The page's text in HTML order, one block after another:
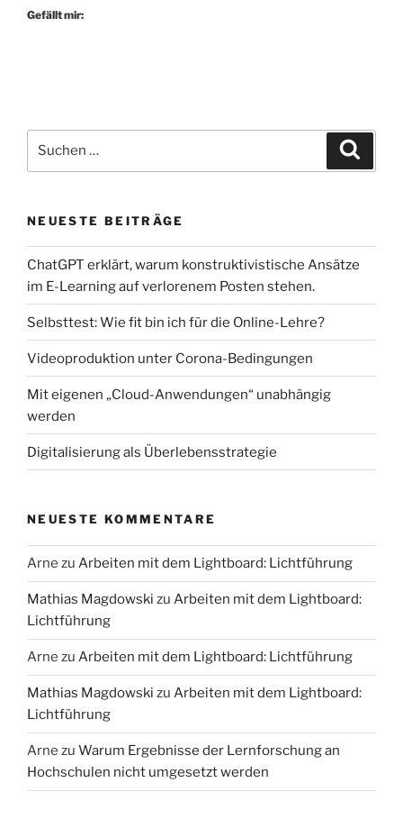
Gefällt mir:
nach:
NEUESTE BEITRÄGE
ChatGPT erklärt, warum konstruktivistische Ansätze
im E-Learning auf verlorenem Posten stehen.
Selbsttest: Wie fit bin ich für die Online-Lehre?
Videoproduktion unter Corona-Bedingungen
Mit eigenen „Cloud-Anwendungen“ unabhängig
werden
Digitalisierung als Überlebensstrategie
NEUESTE KOMMENTARE
Arne zu Arbeiten mit dem Lightboard: Lichtführung
Mathias Magdowski zu Arbeiten mit dem Lightboard:
Lichtführung
Arne zu Arbeiten mit dem Lightboard: Lichtführung
Mathias Magdowski zu Arbeiten mit dem Lightboard:
Lichtführung
Arne zu Warum Ergebnisse der Lernforschung an
Hochschulen nicht umgesetzt werden